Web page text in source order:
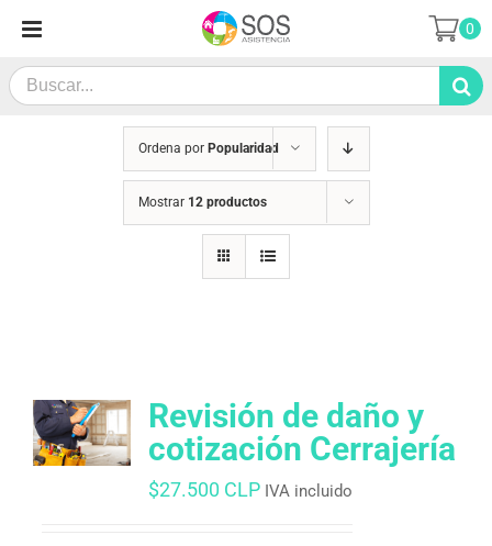
contenido
Search
for:
0
Ordena por Popularidad
Mostrar 12 productos
Revisión de daño y
cotización Cerrajería
$27.500 CLP IVA incluido